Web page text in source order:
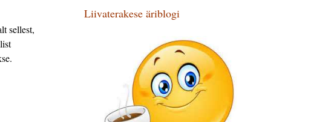
sellest,
Liivaterakese äriblogi